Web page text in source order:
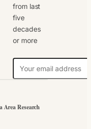
from last
five
decades
or more
e
l
Area Research